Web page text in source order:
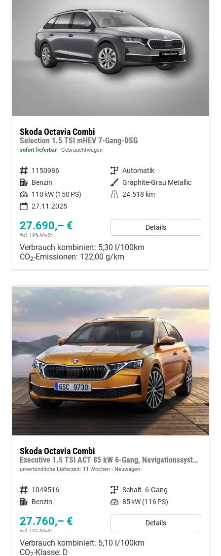
Skoda Octavia Combi
Selection 1.5 TSI mHEV 7-Gang-DSG
sofort lieferbar Gebrauchtwagen
Fahrzeugnummer 1150986 Getriebe Automatik
Kraftstoff Benzin Außenfarbe Graphite-Grau Metallic
Leistung 110 kW (150 PS) Kilometerstand 24.518 km
27.11.2025
27.690,– €
incl. 19% MwSt.
Details
Verbrauch kombiniert: 5,30 l/100km
CO2-Emissionen: 122,00 g/km
Skoda Octavia Combi
Executive 1.5 TSI ACT 85 kW 6-Gang, Navigationssystem, 17 Zoll Alufelgen, ACC, PDC, Klimaautomatik, Phone Box, Reserverad, Full LED, 4 Jahre Garantie,
unverbindliche Lieferzeit: 11 Wochen Neuwagen
Fahrzeugnummer 1049516 Getriebe Schalt. 6-Gang
Kraftstoff Benzin Leistung 85 kW (116 PS)
27.760,– €
incl. 19% MwSt.
Details
Verbrauch kombiniert: 5,10 l/100km
CO2-Klasse: D